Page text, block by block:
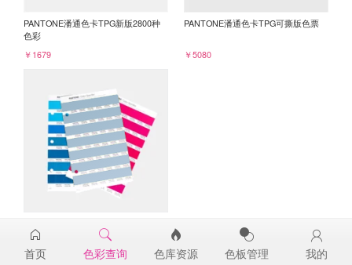
PANTONE潘通色卡TPG新版2800种
色彩
￥1679
PANTONE潘通色卡TPG可撕版色票
￥5080
15-4312TPG
￥98
首页 色彩查询 色库资源 色板管理 我的